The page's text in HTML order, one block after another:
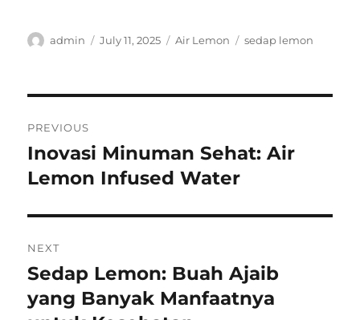
Author
admin
Posted
July 11, 2025 Categories
Air Lemon Tags
sedap lemon
navigation
PREVIOUS
Previous
post:
Inovasi Minuman Sehat: Air
Lemon Infused Water
NEXT
Next
post:
Sedap Lemon: Buah Ajaib
yang Banyak Manfaatnya